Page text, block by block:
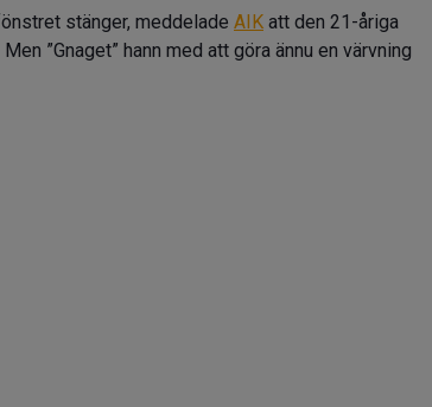
stänger, meddelade AIK att den 21-åriga
”Gnaget” hann med att göra ännu en värvning